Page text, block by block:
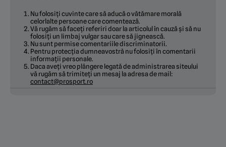
Nu folosiți cuvinte care să aducă o vătămare morală
celorlalte persoane care comentează.
Vă rugăm să faceți referiri doar la articolul în cauză și să nu
folosiți un limbaj vulgar sau care să jignească.
Nu sunt permise comentariile discriminatorii.
Pentru protecția dumneavostră nu folosiți în comentarii
informații personale.
Daca aveți vreo plângere legată de administrarea siteului
vă rugăm să trimiteți un mesaj la adresa de mail:
contact@prosport.ro